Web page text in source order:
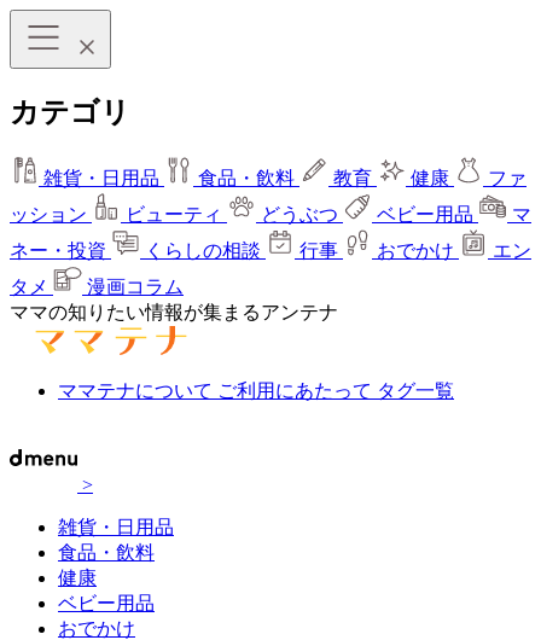
カテゴリ
雑貨・日用品 食品・飲料 教育 健康
ファ
ッション
ビューティ どうぶつ ベビー用品
マ
ネー・投資
くらしの相談 行事 おでかけ
エン
タメ
漫画コラム
ママの知りたい情報が集まるアンテナ
ママテナについて ご利用にあたって タグ一覧
>
雑貨・日用品
食品・飲料
健康
ベビー用品
おでかけ